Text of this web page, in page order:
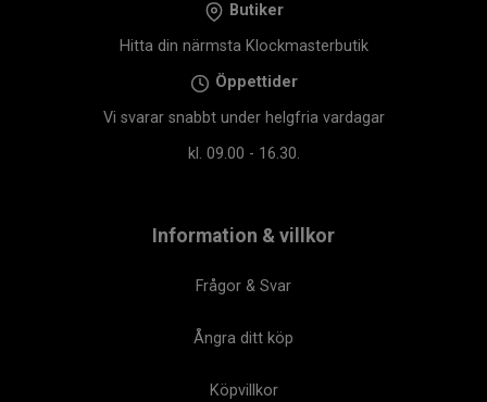
Butiker
Hitta din närmsta Klockmasterbutik
Öppettider
Vi svarar snabbt under helgfria vardagar
kl. 09.00 - 16.30.
Information & villkor
Frågor & Svar
Ångra ditt köp
Köpvillkor